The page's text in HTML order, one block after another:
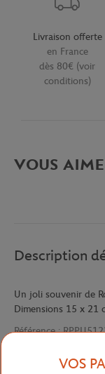
Livraison offerte
en France
dès 80€ (voir
conditions)
VOUS
Description
Un joli souvenir de
Dimensions 15 x 21
Référence :
VOS